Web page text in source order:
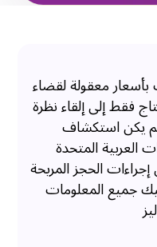
معقولة لقضاء
فقط إلى إلقاء نظرة
لم يكن استكشاف
العربية المتحدة
الحجز المريحة
جميع المعلومات